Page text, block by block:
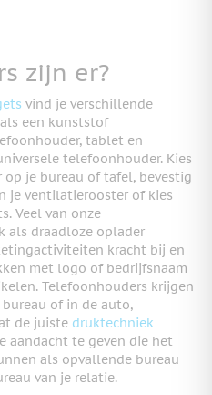
zijn er?
vind je verschillende
een kunststof
tablet en
telefoonhouder. Kies
je bureau of tafel, bevestig
je ventilatierooster of kies
Veel van onze
als draadloze oplader
kracht bij en
met logo of bedrijfsnaam
Telefoonhouders krijgen
of in de auto,
de juiste druktechniek
aandacht te geven die het
als opvallende bureau
van je relatie.